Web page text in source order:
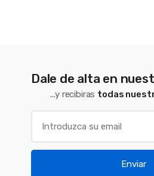
Dale de alta en
...y recibiras todas
Enviar